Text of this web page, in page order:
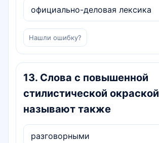
официально-деловая лексика
Нашли ошибку?
13. Слова с повышенной
стилистической окраской
называют также
разговорными